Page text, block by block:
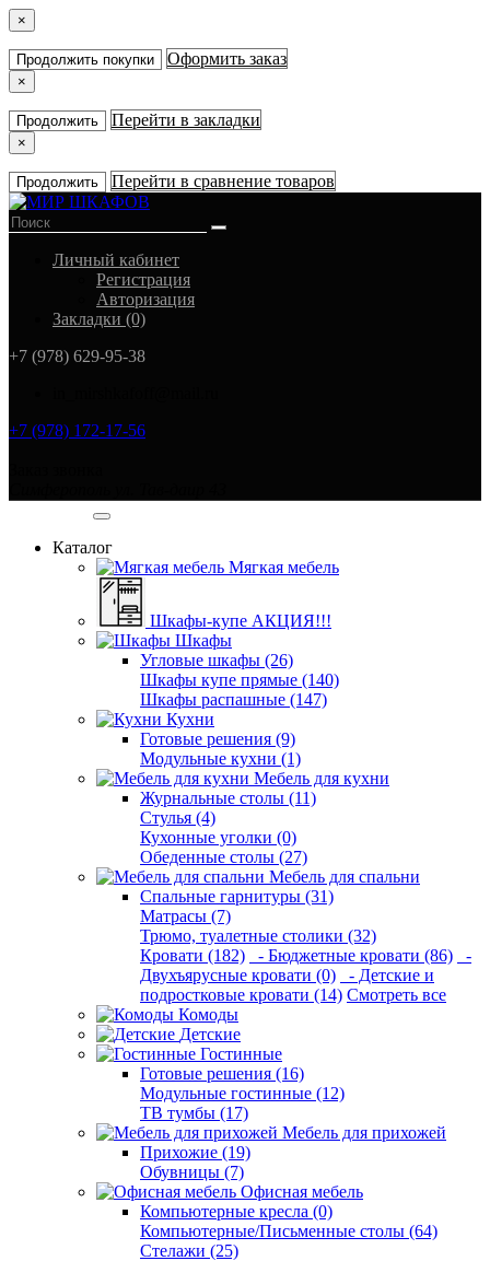
×
Продолжить покупки Оформить заказ
×
Продолжить Перейти в закладки
×
Продолжить Перейти в сравнение товаров
Личный кабинет
Регистрация
Авторизация
Закладки (0)
+7 (978) 629-95-38
+7 (978) 172-17-56
Каталог
Мягкая мебель
Шкафы-купе АКЦИЯ!!!
Шкафы
Угловые шкафы (26)
Шкафы купе прямые (140)
Шкафы распашные (147)
Кухни
Готовые решения (9)
Модульные кухни (1)
Мебель для кухни
Журнальные столы (11)
Стулья (4)
Кухонные уголки (0)
Обеденные столы (27)
Мебель для спальни
Спальные гарнитуры (31)
Матрасы (7)
Трюмо, туалетные столики (32)
Кровати (182)
- Бюджетные кровати (86)
-
Двухъярусные кровати (0)
- Детские и
подростковые кровати (14) Смотреть все
Комоды
Детские
Гостинные
Готовые решения (16)
Модульные гостинные (12)
ТВ тумбы (17)
Мебель для прихожей
Прихожие (19)
Обувницы (7)
Офисная мебель
Компьютерные кресла (0)
Компьютерные/Письменные столы (64)
Стелажи (25)